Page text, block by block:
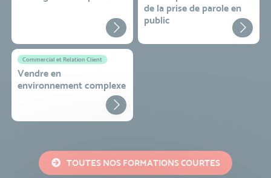
de la prise de parole en
public
Commercial et Relation Client
Vendre en
environnement complexe
TOUTES NOS FORMATIONS COURTES